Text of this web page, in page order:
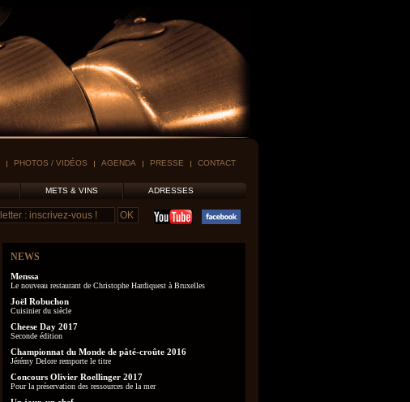
PHOTOS / VIDÉOS AGENDA PRESSE CONTACT
METS & VINS ADRESSES
NEWS
Menssa
Le nouveau restaurant de Christophe Hardiquest à Bruxelles
Joël Robuchon
Cuisinier du siècle
Cheese Day 2017
Seconde édition
Championnat du Monde de pâté-croûte 2016
Jérémy Delore remporte le titre
Concours Olivier Roellinger 2017
Pour la préservation des ressources de la mer